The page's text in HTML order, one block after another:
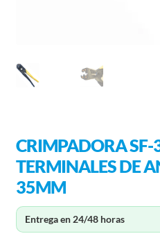
CRIMPADORA SF-
TERMINALES DE
35MM
Entrega en 24/48 horas